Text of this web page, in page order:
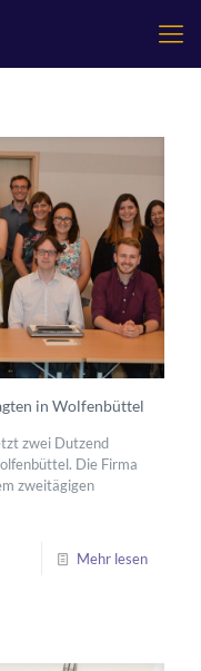
in Wolfenbüttel
zwei Dutzend
Die Firma
zweitägigen
Mehr lesen